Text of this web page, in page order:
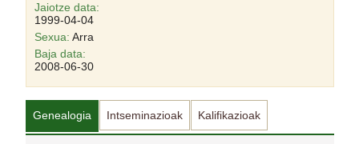
Jaiotze data:
1999-04-04
Sexua: Arra
Baja data:
2008-06-30
Genealogia Intseminazioak Kalifikazioak